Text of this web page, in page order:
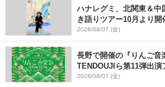
ハナレグミ、北関東＆中
き語りツアー10月より開
2026/08/07 (金)
長野で開催の『りんご音
TENDOUJIら第11弾出演
発表
2026/08/07 (金)